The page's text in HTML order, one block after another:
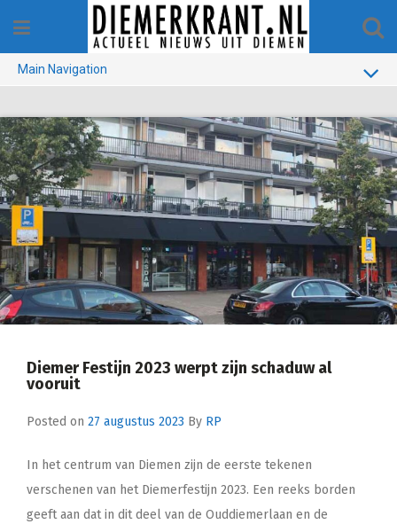
content
Main Navigation
GEMEENTE
1970-1990
VERKIEZINGEN
COLOFON
Diemer Festijn 2023 werpt zijn schaduw al
vooruit
Posted on 27 augustus 2023 By RP
In het centrum van Diemen zijn de eerste tekenen
verschenen van het Diemerfestijn 2023. Een reeks borden
geeft aan dat in dit deel van de Ouddiemerlaan en de